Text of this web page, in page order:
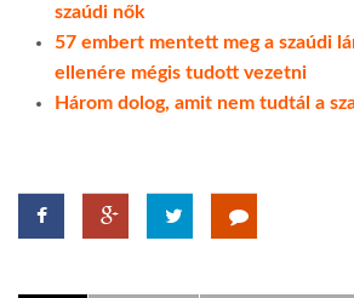
szaúdi nők
57 embert mentett meg a szaúdi
ellenére mégis tudott vezetni
Három dolog, amit nem tudtál a